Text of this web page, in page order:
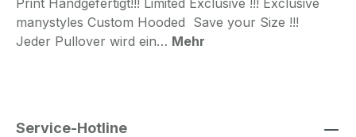
manystyles Custom Hooded Save your Size !!!
Jeder Pullover wird ein… Mehr
Service-Hotline